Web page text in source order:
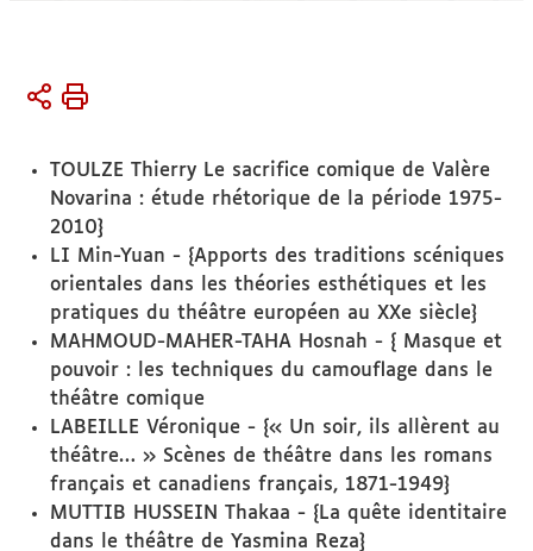
Vous
Accueil
Soutenances
de thèses et
d’HDR
TOULZE Thierry Le sacrifice comique de Valère
Novarina : étude rhétorique de la période 1975-
2010}
LI Min-Yuan - {Apports des traditions scéniques
orientales dans les théories esthétiques et les
pratiques du théâtre européen au XXe siècle}
MAHMOUD-MAHER-TAHA Hosnah - { Masque et
pouvoir : les techniques du camouflage dans le
théâtre comique
LABEILLE Véronique - {« Un soir, ils allèrent au
théâtre… » Scènes de théâtre dans les romans
français et canadiens français, 1871-1949}
MUTTIB HUSSEIN Thakaa - {La quête identitaire
dans le théâtre de Yasmina Reza}